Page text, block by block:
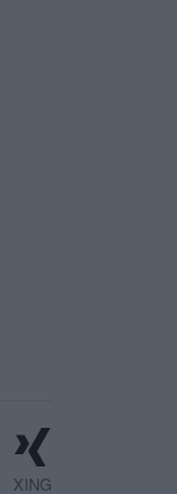
XING